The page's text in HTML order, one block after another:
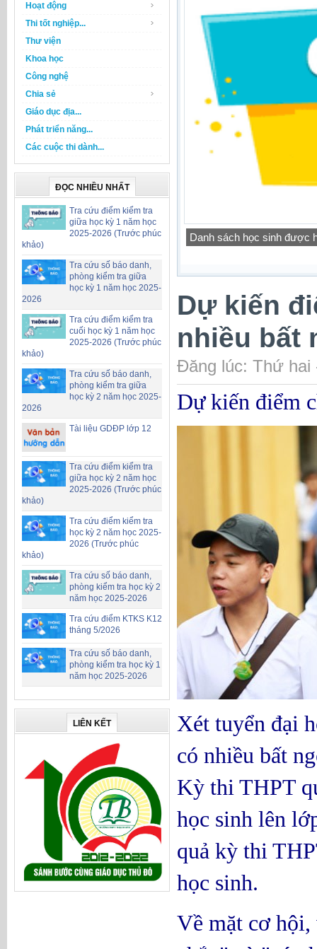
Hoạt động
Thi tốt nghiệp...
Thư viện
Khoa học
Công nghệ
Chia sẻ
Giáo dục địa...
Phát triển năng...
Các cuộc thi dành...
ĐỌC NHIỀU NHẤT
Tra cứu điểm kiểm tra
giữa học kỳ 1 năm học
2025-2026 (Trước phúc
khảo)
Tra cứu số báo danh,
phòng kiểm tra giữa
học kỳ 1 năm học 2025-
2026
Tra cứu điểm kiểm tra
cuối học kỳ 1 năm học
2025-2026 (Trước phúc
khảo)
Tra cứu số báo danh,
phòng kiểm tra giữa
học kỳ 2 năm học 2025-
2026
Tài liệu GDĐP lớp 12
Tra cứu điểm kiểm tra
giữa học kỳ 2 năm học
2025-2026 (Trước phúc
khảo)
Tra cứu điểm kiểm tra
học kỳ 2 năm học 2025-
2026 (Trước phúc
khảo)
Tra cứu số báo danh,
phòng kiểm tra học kỳ 2
năm học 2025-2026
Tra cứu điểm KTKS K12
tháng 5/2026
Tra cứu số báo danh,
phòng kiểm tra học kỳ 1
năm học 2025-2026
LIÊN KẾT
Công khai chỉ tiêu biên chế
Dự kiến
nhiều bất
Đăng lúc: Thứ hai
Dự kiến điểm
Xét tuyển đại
có nhiều bất
Kỳ thi THPT
học sinh lên
quả kỳ thi
học sinh.
Về mặt cơ hội,